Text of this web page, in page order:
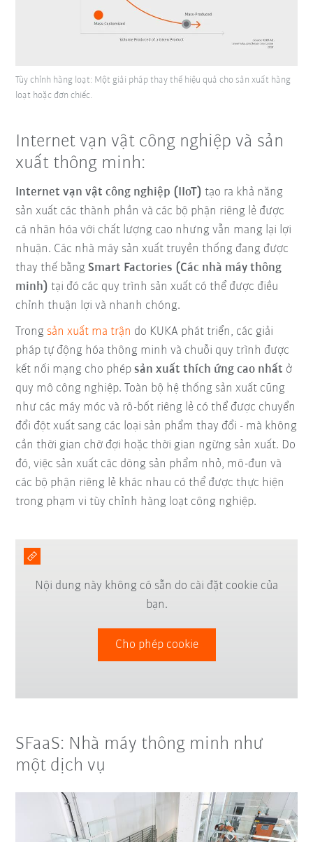
Tùy chỉnh hàng loạt: Một giải pháp thay thế hiệu quả cho sản xuất hàng
loạt hoặc đơn chiếc.
Internet vạn vật công nghiệp và sản
xuất thông minh:
Internet vạn vật công nghiệp (IIoT) tạo ra khả năng
sản xuất các thành phần và các bộ phận riêng lẻ được
cá nhân hóa với chất lượng cao nhưng vẫn mang lại lợi
nhuận. Các nhà máy sản xuất truyền thống đang được
thay thế bằngSmart Factories (Các nhà máy thông
minh) tại đó các quy trình sản xuất có thể được điều
chỉnh thuận lợi và nhanh chóng.
Trong sản xuất ma trận do KUKA phát triển, các giải
pháp tự động hóa thông minh và chuỗi quy trình được
kết nối mạng cho phépsản xuất thích ứng cao nhất ở
quy mô công nghiệp. Toàn bộ hệ thống sản xuất cũng
như các máy móc và rô-bốt riêng lẻ có thể được chuyển
đổi đột xuất sang các loại sản phẩm thay đổi - mà không
cần thời gian chờ đợi hoặc thời gian ngừng sản xuất. Do
đó, việc sản xuất các dòng sản phẩm nhỏ, mô-đun và
các bộ phận riêng lẻ khác nhau có thể được thực hiện
trong phạm vi tùy chỉnh hàng loạt công nghiệp.
Nội dung này không có sẵn do cài đặt cookie của
bạn.
Cho phép cookie
SFaaS: Nhà máy thông minh như
một dịch vụ